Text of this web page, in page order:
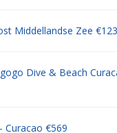
Middellandse Zee
Dive & Beach
Curacao €569